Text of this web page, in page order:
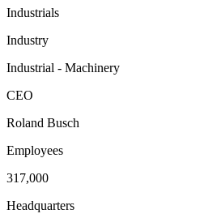
Industrials
Industry
Industrial - Machinery
CEO
Roland Busch
Employees
317,000
Headquarters